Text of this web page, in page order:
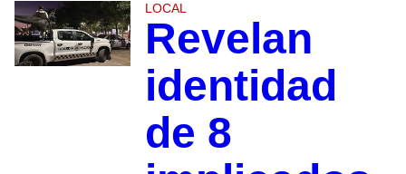
LOCAL
Revelan
identidad
de 8